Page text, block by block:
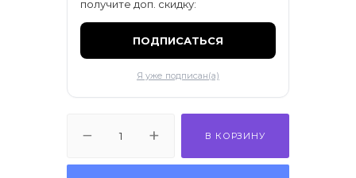
получите доп. скидку:
ПОДПИСАТЬСЯ
Я уже подписан(а)
В КОРЗИНУ